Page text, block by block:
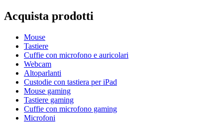
Acquista prodotti
Mouse
Tastiere
Cuffie con microfono e auricolari
Webcam
Altoparlanti
Custodie con tastiera per iPad
Mouse gaming
Tastiere gaming
Cuffie con microfono gaming
Microfoni